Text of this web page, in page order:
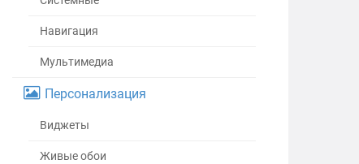
Навигация
Мультимедиа
Персонализация
Виджеты
Живые обои